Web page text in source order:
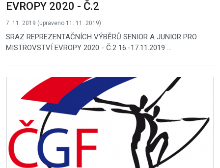
EVROPY 2020 - Č.2
7. 11. 2019 (upraveno 11. 11. 2019)
SRAZ REPREZENTAČNÍCH VÝBĚRŮ SENIOR A JUNIOR PRO
MISTROVSTVÍ EVROPY 2020 - Č.2 16.-17.11.2019 ...